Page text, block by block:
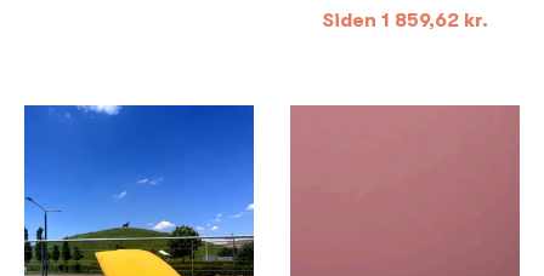
Siden 1 859,62 kr.